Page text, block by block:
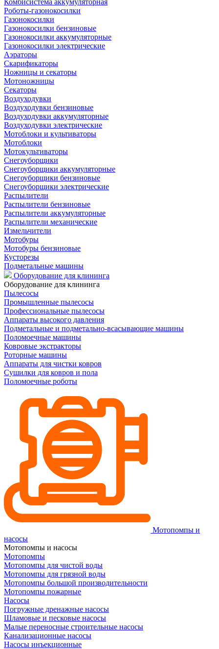
Комбисистема аккумуляторная
Роботы-газонокосилки
Газонокосилки
Газонокосилки бензиновые
Газонокосилки аккумуляторные
Газонокосилки электрические
Аэраторы
Скарификаторы
Ножницы и секаторы
Мотоножницы
Секаторы
Воздуходувки
Воздуходувки бензиновые
Воздуходувки аккумуляторные
Воздуходувки электрические
Мотоблоки и культиваторы
Мотоблоки
Мотокультиваторы
Снегоуборщики
Снегоуборщики аккумуляторные
Снегоуборщики бензиновые
Снегоуборщики электрические
Распылители
Распылители бензиновые
Распылители аккумуляторные
Распылители механические
Измельчители
Мотобуры
Мотобуры бензиновые
Кусторезы
Подметальные машины
Оборудование для клининга
Оборудование для клининга
Пылесосы
Промышленные пылесосы
Профессиональные пылесосы
Аппараты высокого давления
Подметальные и подметально-всасывающие машины
Поломоечные машины
Ковровые экстракторы
Роторные машины
Аппараты для чистки ковров
Сушилки для ковров и пола
Поломоечные роботы
Мотопомпы и
насосы
Мотопомпы и насосы
Мотопомпы
Мотопомпы для чистой воды
Мотопомпы для грязной воды
Мотопомпы большой производительности
Мотопомпы пожарные
Насосы
Погружные дренажные насосы
Шламовые и песковые насосы
Малые переносные строительные насосы
Канализационные насосы
Насосы инъекционные